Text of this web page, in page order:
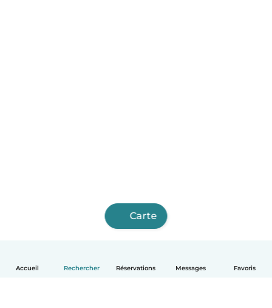
Accueil Rechercher Réservations Messages Favoris
Carte